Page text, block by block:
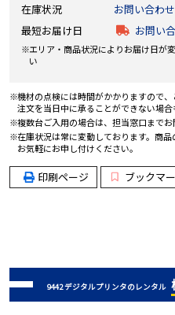
在庫状況
お問い合わ
最短お届け日
お問い
エリア・商品状況によりお届け日が
い
機材の点検には時間がかかりますので
注文を当日中に承ることができない場合
複数台ご入用の場合は、担当窓口までお
在庫状況は常に変動しております。商
お気軽にお申し付けください。
印刷ページ ブックマ
9442 デジタルプリンタのレンタル